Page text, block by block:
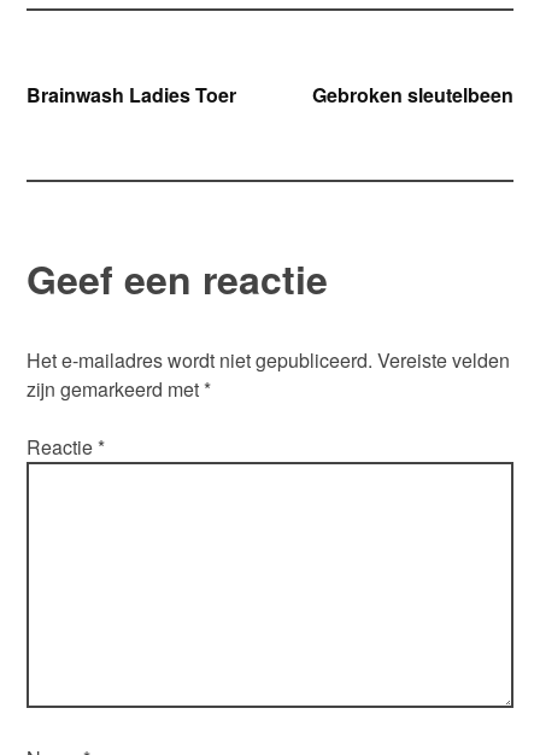
Bericht
Brainwash Ladies Toer Gebroken sleutelbeen
Geef een reactie
Het e-mailadres wordt niet gepubliceerd. Vereiste velden
zijn gemarkeerd met *
Reactie *